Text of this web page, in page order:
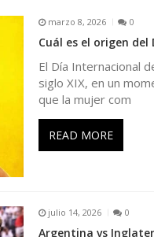
marzo 8, 2026 0
Cuál es el origen
El Día Internacional
siglo XIX, en un
que la mujer com
READ MORE
julio 14, 2026 0
Argentina vs